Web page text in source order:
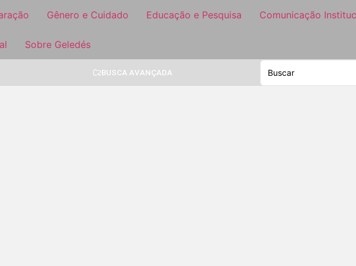
Gênero e Cuidado Educação e Pesquisa Comunicação
Sobre Geledés
BUSCA AVANÇADA